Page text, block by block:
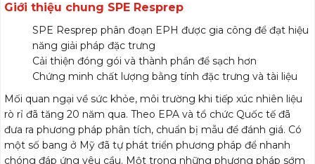
Giới thiệu chung SPE Resprep
SPE Resprep phân đoạn EPH được gia công để đạt hiệu
năng giải pháp đặc trưng
Cải thiện đóng gói và thành phần để sạch hơn
Chứng minh chất lượng bằng tính đặc trưng và tài liệu
Mối quan ngại về sức khỏe, môi trường khi tiếp xúc nhiên liệu
rò rỉ đã tăng 20 năm qua. Theo EPA và tổ chức Quốc tế đã
đưa ra phương pháp phân tích, chuẩn bị mẫu để đánh giá. Có
một số bang ở Mỹ đã tự phát triển phương pháp để nhanh
chóng đáp ứng yêu cầu. Một trong những phương pháp sớm